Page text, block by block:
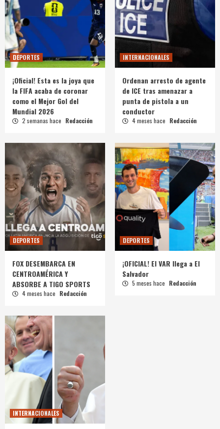
DEPORTES
¡Oficial! Esta es la joya que
la FIFA acaba de coronar
como el Mejor Gol del
Mundial 2026
2 semanas hace Redacción
INTERNACIONALES
Ordenan arresto de agente
de ICE tras amenazar a
punta de pistola a un
conductor
4 meses hace Redacción
DEPORTES
FOX DESEMBARCA EN
CENTROAMÉRICA Y
ABSORBE A TIGO SPORTS
4 meses hace Redacción
DEPORTES
¡OFICIAL! El VAR llega a El
Salvador
5 meses hace Redacción
INTERNACIONALES